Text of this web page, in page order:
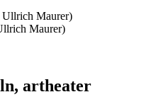
Maurer)
artheater